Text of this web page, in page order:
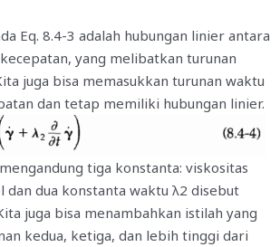
Eq. 8.4-3 adalah hubungan linier antara
yang melibatkan turunan
juga bisa memasukkan turunan waktu
dan tetap memiliki hubungan linier.
tiga konstanta: viskositas
dan dua konstanta waktu λ2 disebut
juga bisa menambahkan istilah yang
kedua, ketiga, dan lebih tinggi dari